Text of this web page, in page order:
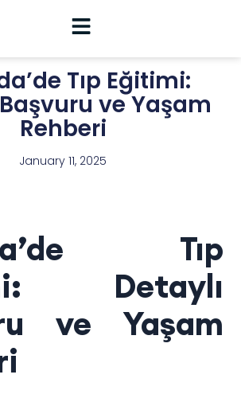
Tıp Eğitimi:
ve Yaşam
Rehberi
January 11, 2025
Tıp
Detaylı
ve Yaşam